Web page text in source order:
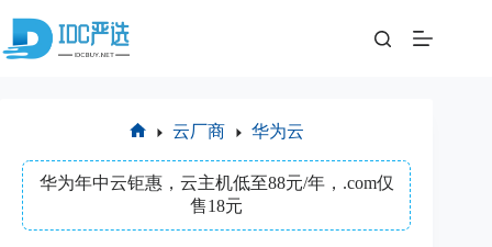
内
页
云厂商 华为云
华为年中云钜惠，云主机低至88元/年，.com仅
售18元